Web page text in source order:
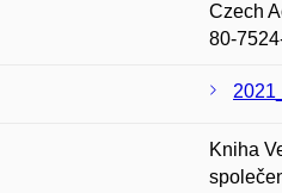
Czech
80-
Kniha